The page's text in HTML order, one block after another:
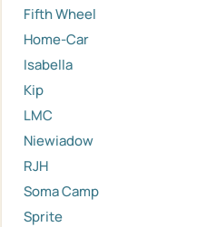
Fifth Wheel
Home-Car
Isabella
Kip
LMC
Niewiadow
RJH
Soma Camp
Sprite